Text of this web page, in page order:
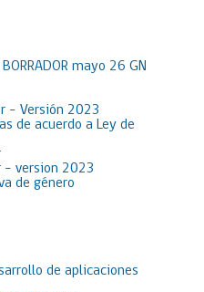
mayo 26 GN
– Versión 2023
de acuerdo a Ley de
– version 2023
de género
de aplicaciones